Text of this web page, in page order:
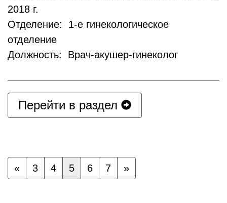
2018 г.
Отделение: 1-е гинекологическое
отделение
Должность: Врач-акушер-гинеколог
Перейти в раздел
« 3 4 5 6 7 »